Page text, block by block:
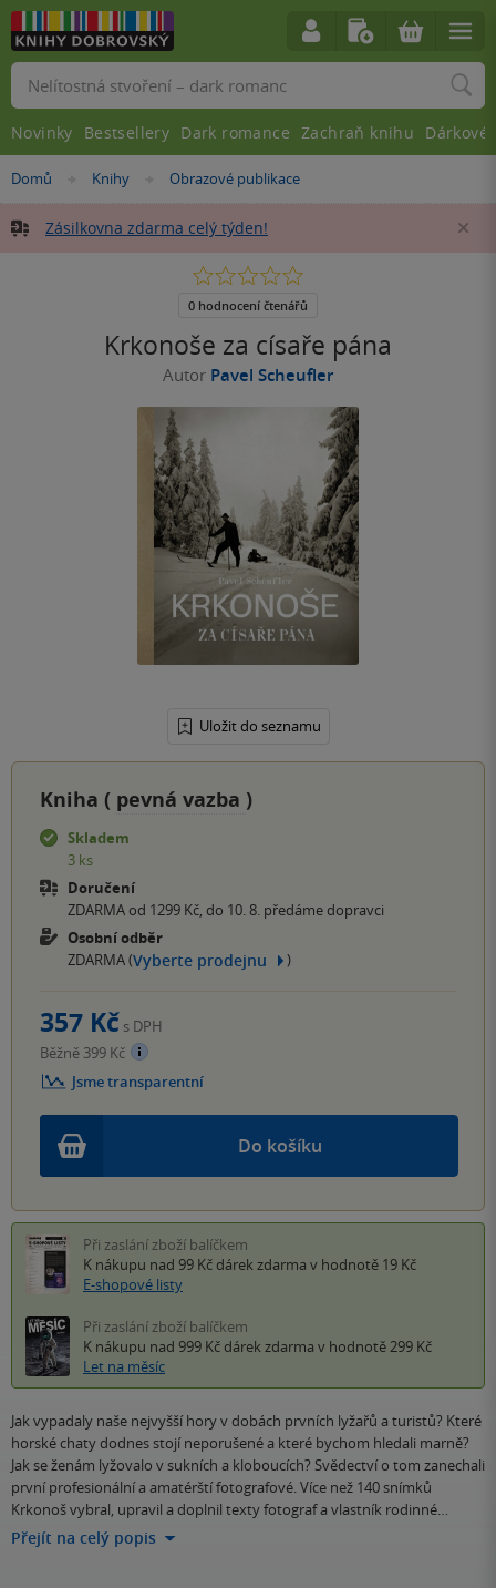
Nacházíte
zde:
Domů »
Knihy »
Obrazové publikace
Zásilkovna zdarma celý týden!
Krkonoše za císaře pána
Autor Pavel Scheufler
Uložit do seznamu
0.0
5
0 hodnocení čtenářů
Kniha ( pevná vazba )
Skladem
3 ks
Doručení
ZDARMA od 1299 Kč, do 10. 8. předáme dopravci
Osobní odběr
ZDARMA (Vyberte prodejnu )
Do košíku
357 Kč s DPH
Běžně 399 Kč
Jsme transparentní
Při zaslání zboží balíčkem
K nákupu nad 99 Kč dárek zdarma v hodnotě 19 Kč
E-shopové listy
Při zaslání zboží balíčkem
K nákupu nad 999 Kč dárek zdarma v hodnotě 299 Kč
Let na měsíc
Jak vypadaly naše nejvyšší hory v dobách prvních lyžařů a turistů? Které
horské chaty dodnes stojí neporušené a které bychom hledali marně?
Jak se ženám lyžovalo v sukních a kloboucích? Svědectví o tom zanechali
první profesionální a amatérští fotografové. Více než 140 snímků
Krkonoš vybral, upravil a doplnil texty fotograf a vlastník rodinné…
Přejít na celý popis
Vyhledávání
Novinky Bestsellery Dark romance Zachraň knihu Dárkové